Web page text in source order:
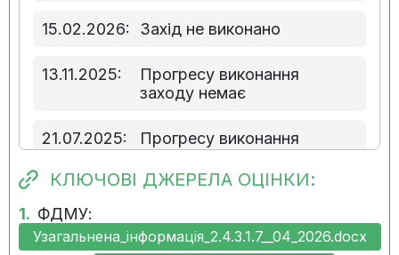
15.02.2026: Захід не виконано
13.11.2025:
Прогресу виконання
заходу немає
21.07.2025:
Прогресу виконання
заходу немає
КЛЮЧОВІ ДЖЕРЕЛА ОЦІНКИ:
1. ФДМУ:
Узагальнена_інформація_2.4.3.1.7__04_2026.docx